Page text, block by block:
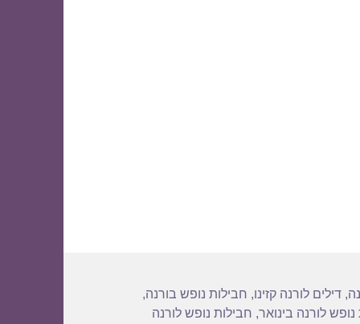
,דילים לורנה קזינו, חבילות נופש בורנה,
נופש לורנה בינואר, חבילות נופש לורנה